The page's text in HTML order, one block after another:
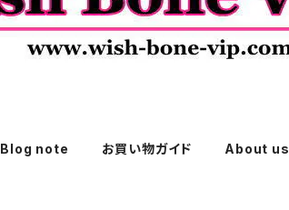
Blog note お買い物ガイド About us